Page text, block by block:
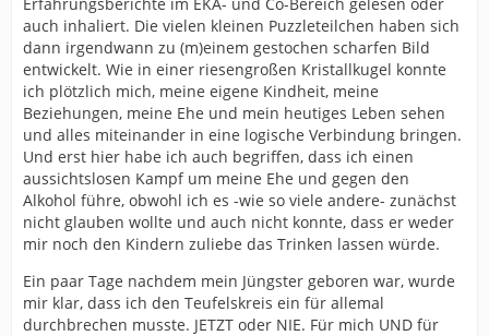
auch inhaliert. Die vielen kleinen Puzzleteilchen haben sich
dann irgendwann zu (m)einem gestochen scharfen Bild
entwickelt. Wie in einer riesengroßen Kristallkugel konnte
ich plötzlich mich, meine eigene Kindheit, meine
Beziehungen, meine Ehe und mein heutiges Leben sehen
und alles miteinander in eine logische Verbindung bringen.
Und erst hier habe ich auch begriffen, dass ich einen
aussichtslosen Kampf um meine Ehe und gegen den
Alkohol führe, obwohl ich es -wie so viele andere- zunächst
nicht glauben wollte und auch nicht konnte, dass er weder
mir noch den Kindern zuliebe das Trinken lassen würde.
Ein paar Tage nachdem mein Jüngster geboren war, wurde
mir klar, dass ich den Teufelskreis ein für allemal
durchbrechen musste. JETZT oder NIE. Für mich UND für